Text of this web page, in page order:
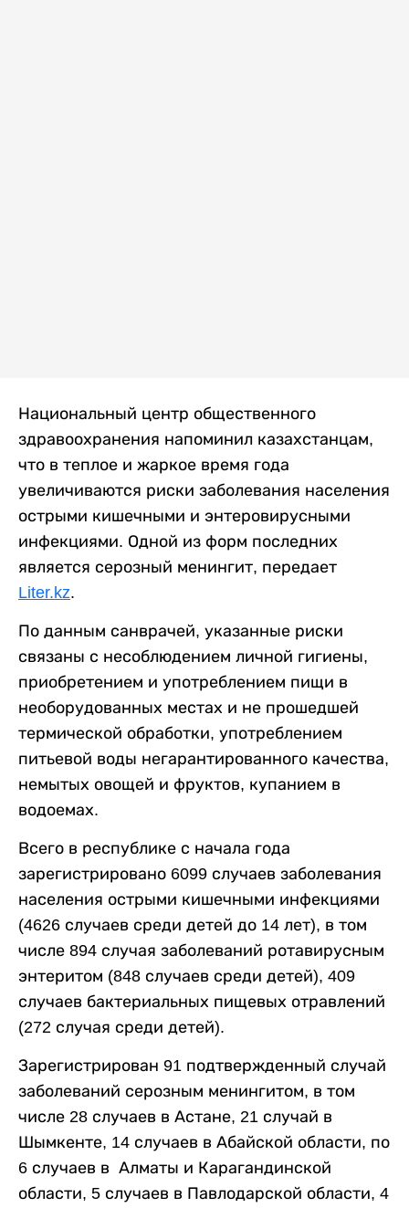
Национальный центр общественного
здравоохранения напоминил казахстанцам,
что в теплое и жаркое время года
увеличиваются риски заболевания населения
острыми кишечными и энтеровирусными
инфекциями. Одной из форм последних
является серозный менингит, передает
Liter.kz.
По данным санврачей, указанные риски
связаны с несоблюдением личной гигиены,
приобретением и употреблением пищи в
необорудованных местах и не прошедшей
термической обработки, употреблением
питьевой воды негарантированного качества,
немытых овощей и фруктов, купанием в
водоемах.
Всего в республике с начала года
зарегистрировано 6099 случаев заболевания
населения острыми кишечными инфекциями
(4626 случаев среди детей до 14 лет), в том
числе 894 случая заболеваний ротавирусным
энтеритом (848 случаев среди детей), 409
случаев бактериальных пищевых отравлений
(272 случая среди детей).
Зарегистрирован 91 подтвержденный случай
заболеваний серозным менингитом, в том
числе 28 случаев в Астане, 21 случай в
Шымкенте, 14 случаев в Абайской области, по
6 случаев в Алматы и Карагандинской
области, 5 случаев в Павлодарской области, 4